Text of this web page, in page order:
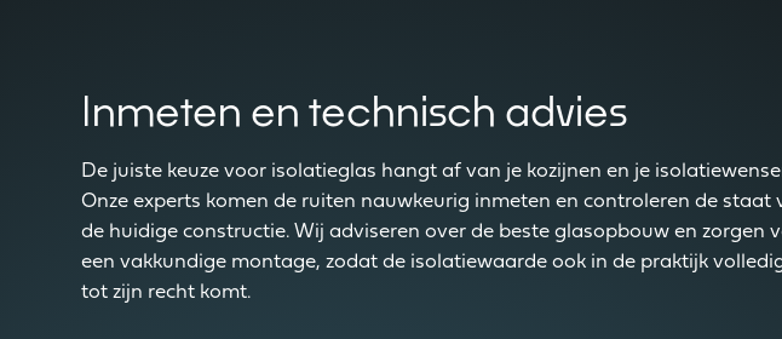
Inmeten en technisch advies
De juiste keuze voor isolatieglas hangt af van je kozijnen en je
Onze experts komen de ruiten nauwkeurig inmeten en controleren de staat
de huidige constructie. Wij adviseren over de beste glasopbouw en zorgen
een vakkundige montage, zodat de isolatiewaarde ook in de praktijk
tot zijn recht komt.